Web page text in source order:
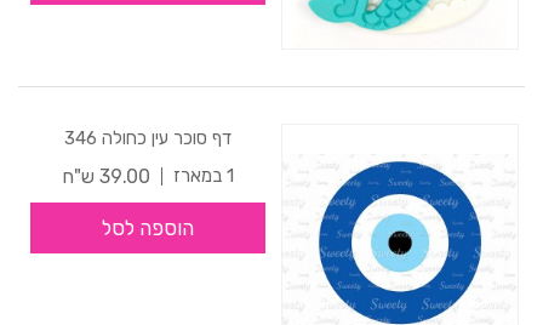
דף סוכר עין כחולה 346
1 במארז
39.00 ש"ח
הוספה לסל